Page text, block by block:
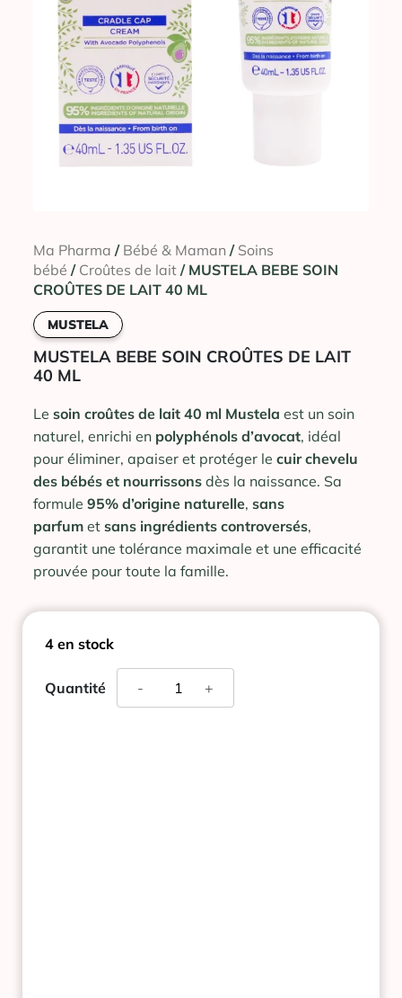
Ma Pharma / Bébé & Maman / Soins
bébé / Croûtes de lait / MUSTELA BEBE SOIN
CROÛTES DE LAIT 40 ML
MUSTELA
MUSTELA BEBE SOIN CROÛTES DE LAIT
40 ML
Le soin croûtes de lait 40 ml Mustela est un soin
naturel, enrichi en polyphénols d’avocat, idéal
pour éliminer, apaiser et protéger le cuir chevelu
des bébés et nourrissons dès la naissance. Sa
formule 95% d’origine naturelle, sans
parfum et sans ingrédients controversés,
garantit une tolérance maximale et une efficacité
prouvée pour toute la famille.
4 en stock
Quantité +
quantité
-